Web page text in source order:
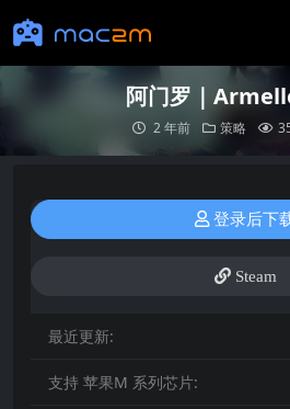
阿门罗｜
2 年前 策略
登录后下
Steam
最近更新:
支持 苹果M 系列芯片: